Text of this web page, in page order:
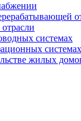
системах
системах
жилых